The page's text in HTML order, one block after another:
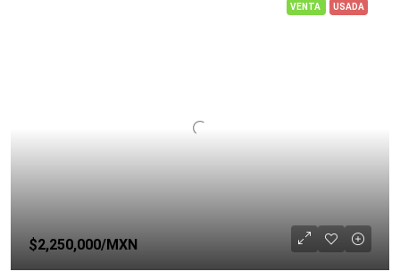
VENTA USADA
$2,250,000/MXN